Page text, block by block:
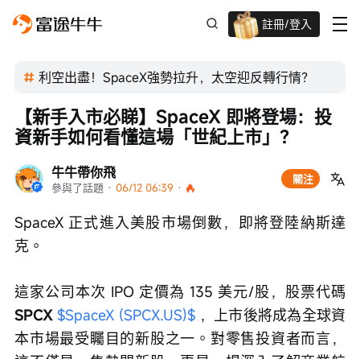
註冊/登入
高達過千蚊獎賞
利空出盡！SpaceX強勢拉升，太空迎反轉行情？
牛牛帶你飛
參與了話題 · 06/12 06:39 ·
關注
【新手入市必睇】SpaceX 即將登場：投
資新手如何看懂這場「世紀上市」？
SpaceX 正式進入美股市場倒數，即將登陸納斯達
克。
這家公司本次 IPO 定價為 135 美元/股，股票代碼
SPCX $SpaceX (SPCX.US)$ ，上市後將成為全球資
本市場最受矚目的新股之一。對零售投資者而言，